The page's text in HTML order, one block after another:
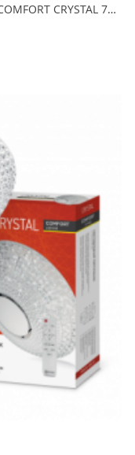
Светильник светодиодный IN HOME COMFORT CRYSTAL 75Вт 230В 3000-6500K 6000Лм 505x125мм с пультом ДУ